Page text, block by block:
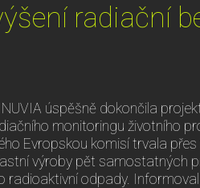
radiační
úspěšně dokončila
monitoringu životního
Evropskou komisí trvala přes
výroby pět samostatných
radioaktivní odpady.